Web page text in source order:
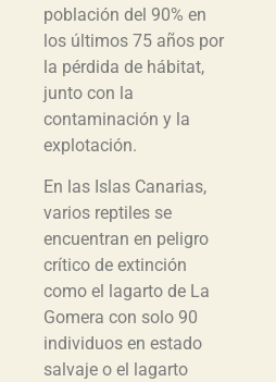
población del 90% en
los últimos 75 años por
la pérdida de hábitat,
junto con la
contaminación y la
explotación.
En las Islas Canarias,
varios reptiles se
encuentran en peligro
crítico de extinción
como el lagarto de La
Gomera con solo 90
individuos en estado
salvaje o el lagarto